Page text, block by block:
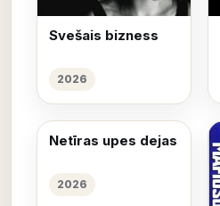
Svešais bizness
2026
Netīras upes dejas
2026